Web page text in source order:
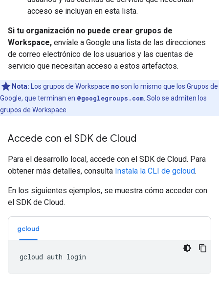
acceso se incluyan en esta lista.
Si tu organización no puede crear grupos de
Workspace, envíale a Google una lista de las direcciones
de correo electrónico de los usuarios y las cuentas de
servicio que necesitan acceso a estos artefactos.
Nota: Los grupos de Workspace no son lo mismo que los Grupos de
Google, que terminan en @googlegroups.com . Solo se admiten los
grupos de Workspace.
Accede con el SDK de Cloud
Para el desarrollo local, accede con el SDK de Cloud. Para
obtener más detalles, consulta Instala la CLI de gcloud.
En los siguientes ejemplos, se muestra cómo acceder con
el SDK de Cloud.
gcloud